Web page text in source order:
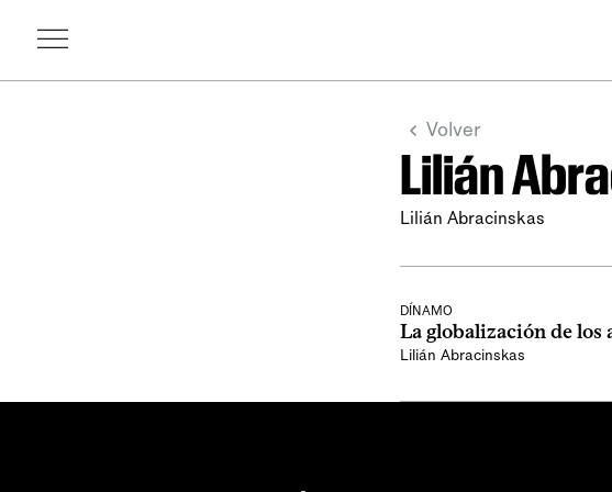
Volver
Lilián
Lilián Abracinskas
DÍNAMO
La globalización de los
Lilián Abracinskas